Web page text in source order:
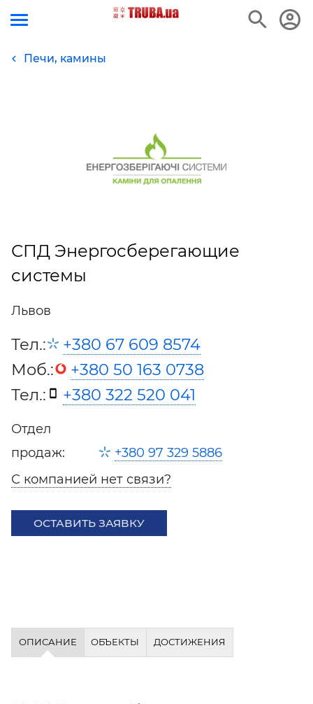
Печи, камины
СПД Энергосберегающие
системы
Львов
Тел.:
+380 67 609 8574
Моб.:
+380 50 163 0738
Тел.:
+380 322 520 041
Отдел
продаж:
+380 97 329 5886
С компанией нет связи?
ОСТАВИТЬ ЗАЯВКУ
ОПИСАНИЕ ОБЪЕКТЫ ДОСТИЖЕНИЯ